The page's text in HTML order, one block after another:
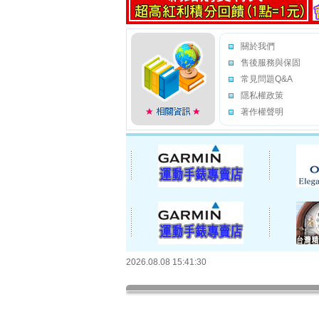
關於我們
售後服務與保固
常見問題Q&A
隱私權政策
著作權聲明
2026.08.08 15:41:30